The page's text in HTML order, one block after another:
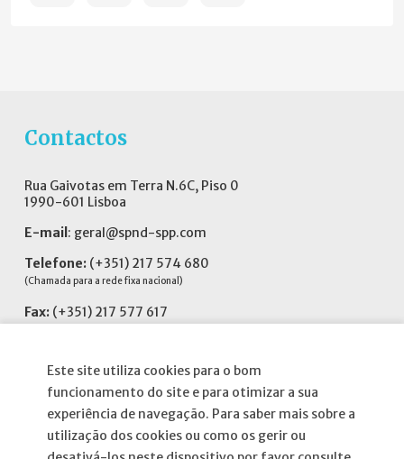
Este site utiliza cookies para o bom
funcionamento do site e para otimizar a sua
experiência de navegação. Para saber mais sobre a
utilização dos cookies ou como os gerir ou
Contactos
Rua Gaivotas em Terra N.6C, Piso 0
1990-601 Lisboa
E-mail : geral@spnd-spp.com
Telefone: (+351) 217 574 680
(Chamada para a rede fixa nacional)
Fax: (+351) 217 577 617
Informações